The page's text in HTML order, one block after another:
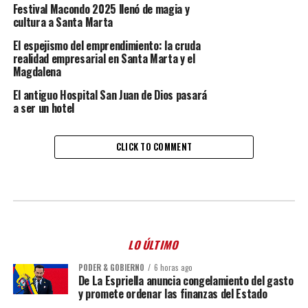
Festival Macondo 2025 llenó de magia y
cultura a Santa Marta
El espejismo del emprendimiento: la cruda
realidad empresarial en Santa Marta y el
Magdalena
El antiguo Hospital San Juan de Dios pasará
a ser un hotel
CLICK TO COMMENT
LO ÚLTIMO
PODER & GOBIERNO 6 horas ago
De La Espriella anuncia congelamiento del gasto
y promete ordenar las finanzas del Estado